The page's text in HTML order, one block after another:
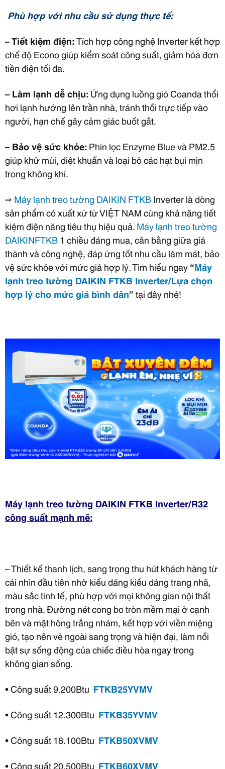
Phù hợp với nhu cầu sử dụng thực tế:
– Tiết kiệm điện:Tích hợp công nghệ Inverter kết hợp
chế độ Econo giúp kiểm soát công suất, giảm hóa đơn
tiền điện tối đa.
– Làm lạnh dễ chịu:Ứng dụng luồng gió Coanda thổi
hơi lạnh hướng lên trần nhà, tránh thổi trực tiếp vào
người, hạn chế gây cảm giác buốt gắt.
– Bảo vệ sức khỏe:Phin lọc Enzyme Blue và PM2.5
giúp khử mùi, diệt khuẩn và loại bỏ các hạt bụi mịn
trong không khí.
⇒ Máy lạnh treo tường DAIKIN FTKBInverter là dòng
sản phẩm có xuất xứ từ VIỆT NAM cùng khả năng tiết
kiệm điện năng tiêu thụ hiệu quả.Máy lạnh treo tường
DAIKINFTKB1 chiều đáng mua, cân bằng giữa giá
thành và công nghệ, đáp ứng tốt nhu cầu làm mát, bảo
vệ sức khỏe với mức giá hợp lý. Tìm hiểu ngay“Máy
lạnh treo tường DAIKIN FTKB Inverter/Lựa chọn
hợp lý cho mức giá bình dân”tại đây nhé!
Máy lạnh treo tường DAIKIN FTKB Inverter/R32
công suất mạnh mẽ:
– Thiết kế thanh lịch, sang trọng thu hút khách hàng từ
cái nhìn đầu tiên nhờ kiểu dáng kiểu dáng trang nhã,
màu sắc tinh tế, phù hợp với mọi không gian nội thất
trong nhà. Đường nét cong bo tròn mềm mại ở cạnh
bên và mặt hông trắng nhám, kết hợp với viền miệng
gió, tạo nên vẻ ngoài sang trọng và hiện đại, làm nổi
bật sự sống động của chiếc điều hòa ngay trong
không gian sống.
• Công suất 9.200Btu FTKB25YVMV
• Công suất 12.300Btu FTKB35YVMV
• Công suất 18.100Btu FTKB50XVMV
• Công suất 20.500Btu FTKB60XVMV